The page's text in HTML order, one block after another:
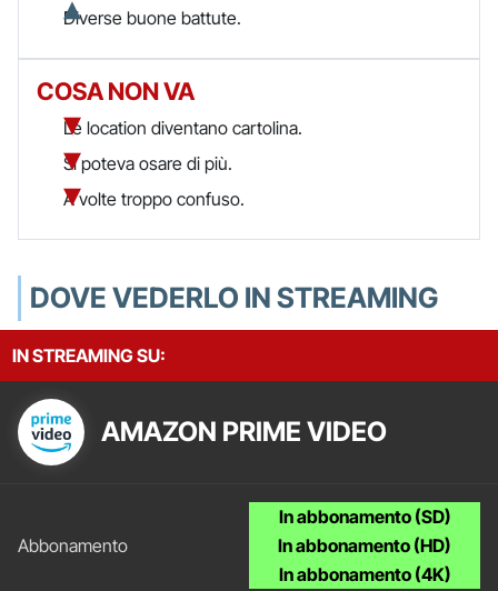
Diverse buone battute.
COSA NON VA
Le location diventano cartolina.
Si poteva osare di più.
A volte troppo confuso.
DOVE VEDERLO IN STREAMING
IN STREAMING SU:
AMAZON PRIME VIDEO
In abbonamento (SD)
In abbonamento (HD)
In abbonamento (4K)